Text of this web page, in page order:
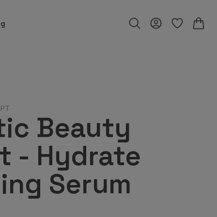
Beauty
- Hydrate
Serum